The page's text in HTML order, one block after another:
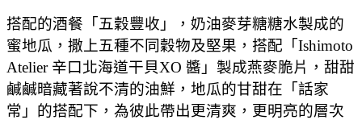
搭配的酒餐「五穀豐收」，奶油麥芽糖糖水製成的
蜜地瓜，撒上五種不同穀物及堅果，搭配「Ishimoto
Atelier 辛口北海道干貝XO 醬」製成燕麥脆片，甜甜
鹹鹹暗藏著說不清的油鮮，地瓜的甘甜在「話家
常」的搭配下，為彼此帶出更清爽，更明亮的層次